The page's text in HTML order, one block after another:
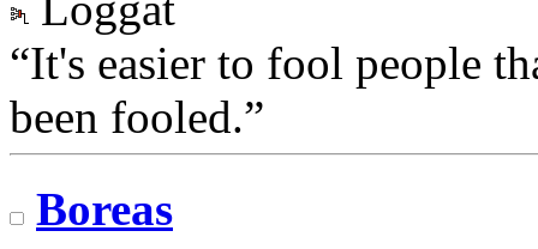
“It's easier to fool people
been fooled.”
Boreas